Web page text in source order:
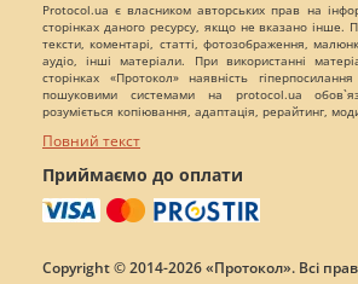
Protocol.ua є власником авторських прав на
сторінках даного ресурсу, якщо не вказано інше.
тексти, коментарі, статті, фотозображення,
аудіо, інші матеріали. При використанні
сторінках «Протокол» наявність
пошуковими системами на protocol.ua
розуміється копіювання, адаптація, рерайтинг,
Повний текст
Приймаємо до оплати
Copyright © 2014-2026 «Протокол». Всі